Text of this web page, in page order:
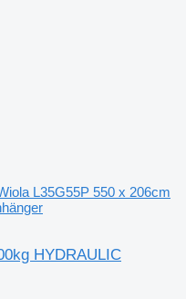
L35G55P 550 x 206cm
HYDRAULIC